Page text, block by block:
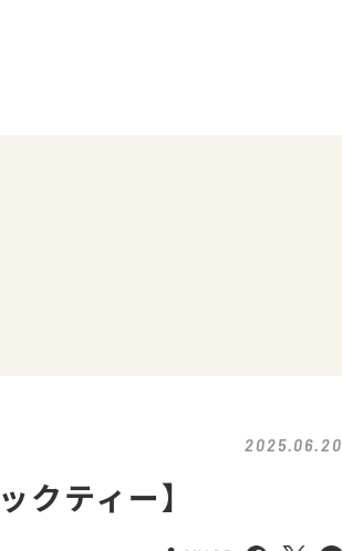
2025.06.20
クティー】